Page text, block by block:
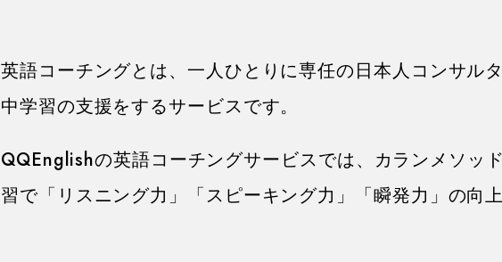
英語コーチングとは、一人ひとりに専任の日本人コンサル
中学習の支援をするサービスです。
QQEnglishの英語コーチングサービスでは、カランメソッ
習で「リスニング力」「スピーキング力」「瞬発力」の向